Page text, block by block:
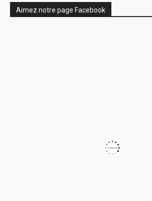
Aimez notre page Facebook